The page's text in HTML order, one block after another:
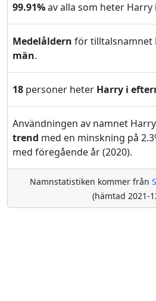
99.91%av alla som heter
Medelåldern för tilltalsnamnet
män.
18 personer heter Harry i
Användningen av namnet
trend med en minskning på
med föregående år (2020).
Namnstatistiken kommer från
(hämtad 2021-